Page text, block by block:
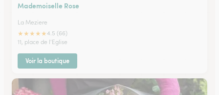
Mademoiselle Rose
La Meziere
★★★★★4.5 (66)
11, place de l'Eglise
Voir la boutique